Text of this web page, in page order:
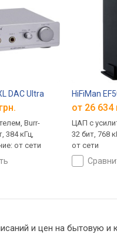
DAC Ultra
Burr-
384 кГц,
от сети
HiFiMan
от 26 634
ЦАП с
32 бит, 768
от сети
и цен на бытовую и